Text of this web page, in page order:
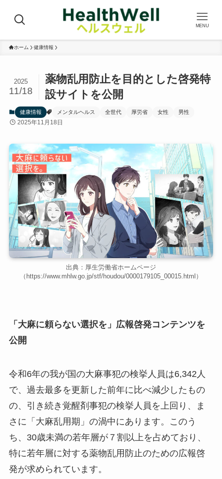
MENU
ホーム 健康情報
薬物乱用防止を目的とした啓発特
設サイトを公開
2025
11/18
健康情報 メンタルヘルス 全世代 厚労省 女性 男性
2025年11月18日
出典：厚生労働省ホームページ
（https://www.mhlw.go.jp/stf/houdou/0000179105_00015.html）
「大麻に頼らない選択を」広報啓発コンテンツを
公開
令和6年の我が国の大麻事犯の検挙人員は6,342人
で、過去最多を更新した前年に比べ減少したもの
の、引き続き覚醒剤事犯の検挙人員を上回り、ま
さに「大麻乱用期」の渦中にあります。このう
ち、30歳未満の若年層が７割以上を占めており、
特に若年層に対する薬物乱用防止のための広報啓
発が求められています。